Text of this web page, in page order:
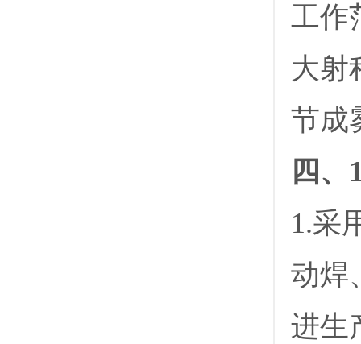
工作
大射
节成
四
1.采
动焊
进生